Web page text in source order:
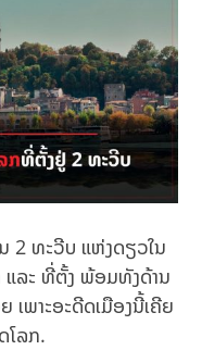
2 ທະວີບ ແຫ່ງດຽວໃນ
ແລະ ທີ່ຕັ້ງ ພ້ອມທັງດ້ານ
ພາະອະດີດເມືອງນີ້ເຄີຍ
ໂລກ.